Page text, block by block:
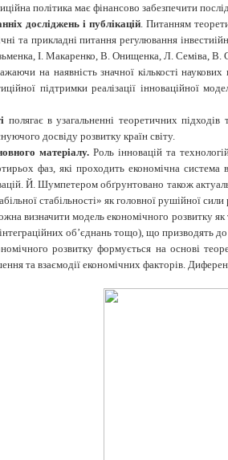
політика має фінансово забезпечити
досліджень і публікацій. Питанням
та прикладні питання регулювання
І. Макаренко, В. Онищенка, Л. Семіва,
на наявність значної кількості
підтримки реалізації інноваційної
полягає в узагальненні теоретичних
досвіду розвитку країн світу.
матеріалу.Роль інновацій та
фаз, які проходить економічна
Й. Шумпетером обґрунтовано також
стабільності» як головної рушійної
визначити модель економічного розвитку як
об’єднань то­що), що призводять
розвитку формується на основі
та взаємодії економічних факторів.